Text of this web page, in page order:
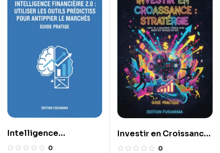
Intelligence
Financière 2.0 : Utiliser
0
Investir en Croissance :
Stratégie 0